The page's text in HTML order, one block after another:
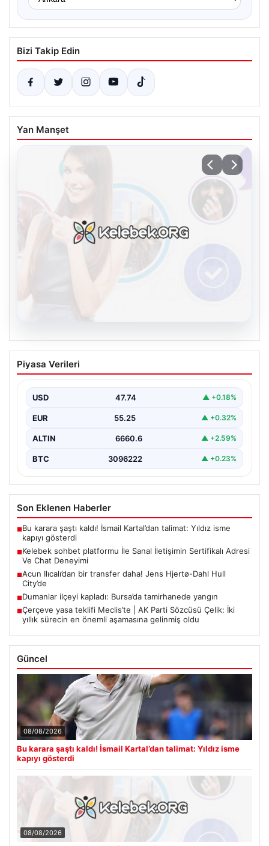
Bizi Takip Edin
Yan Manşet
Kelebek sohbet platformu İle Sanal
İletişimin Sertifikalı Adresi Ve Chat
İnternet çağında bireylerin güvenli bir şekilde bağlantı
birçok…
Piyasa Verileri
USD 47.74 ▲ +0.18%
EUR 55.25 ▲ +0.32%
ALTIN 6660.6 ▲ +2.59%
BTC 3096222 ▲ +0.23%
Son Eklenen Haberler
■Bu karara şaştı kaldı! İsmail Kartal’dan talimat: Yıldız isme
kapıyı gösterdi
■Kelebek sohbet platformu İle Sanal İletişimin Sertifikalı Adresi
Ve Chat Deneyimi
■Acun Ilıcalı’dan bir transfer daha! Jens Hjertø-Dahl Hull
City’de
■Dumanlar ilçeyi kapladı: Bursa’da tamirhanede yangın
■Çerçeve yasa teklifi Meclis’te | AK Parti Sözcüsü Çelik: İki
yıllık sürecin en önemli aşamasına gelinmiş oldu
Güncel
08/08/2026
Bu karara şaştı kaldı! İsmail Kartal’dan talimat: Yıldız isme
kapıyı gösterdi
08/08/2026